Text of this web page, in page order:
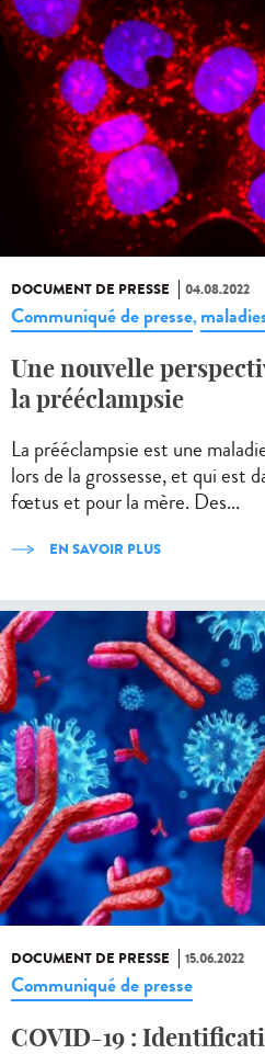
DOCUMENT DE PRESSE 04.08.2022
Communiqué de presse,
Une nouvelle
la prééclampsie
La prééclampsie est une
lors de la grossesse, et qui est
fœtus et pour la mère. Des...
EN SAVOIR PLUS
DOCUMENT DE PRESSE 15.06.2022
Communiqué de presse
COVID-19 :